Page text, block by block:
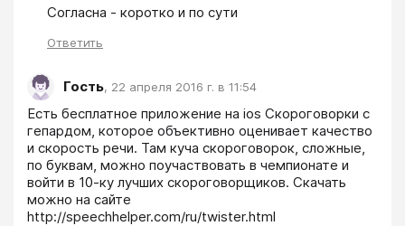
Согласна - коротко и по сути
Ответить
Гость, 22 апреля 2016 г. в 11:54
Есть бесплатное приложение на ios Скороговорки с
гепардом, которое объективно оценивает качество
и скорость речи. Там куча скороговорок, сложные,
по буквам, можно поучаствовать в чемпионате и
войти в 10-ку лучших скороговорщиков. Скачать
можно на сайте
http://speechhelper.com/ru/twister.html